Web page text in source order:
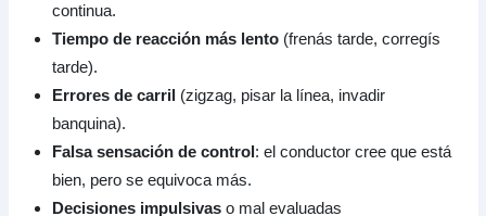
continua.
Tiempo de reacción más lento(frenás tarde, corregís
tarde).
Errores de carril(zigzag, pisar la línea, invadir
banquina).
Falsa sensación de control: el conductor cree que está
bien, pero se equivoca más.
Decisiones impulsivaso mal evaluadas